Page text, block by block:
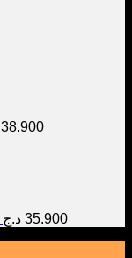
38.900
35.900 د.ج